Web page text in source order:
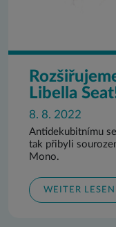
Libella
8. 8. 2022
Antidekubitnímu
tak přibyli
Mono.
WEITER LESEN